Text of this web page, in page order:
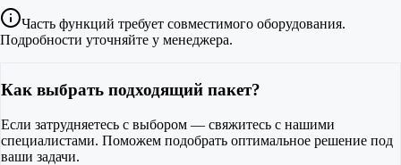
Часть функций требует совместимого оборудования.
Подробности уточняйте у менеджера.
Как выбрать подходящий пакет?
Если затрудняетесь с выбором — свяжитесь с нашими
специалистами. Поможем подобрать оптимальное решение под
ваши задачи.